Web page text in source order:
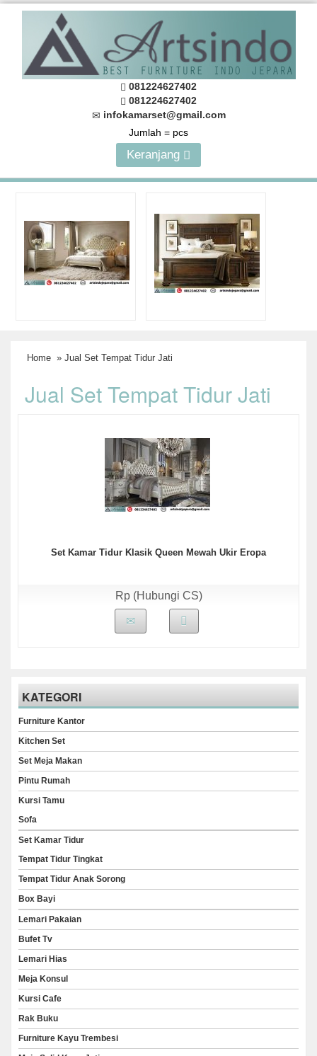
081224627402
081224627402
infokamarset@gmail.com
Jumlah = pcs
Keranjang
Home » Jual Set Tempat Tidur Jati
Jual Set Tempat Tidur Jati
Set Kamar Tidur Klasik Queen Mewah Ukir Eropa
Rp (Hubungi CS)
KATEGORI
Furniture Kantor
Kitchen Set
Set Meja Makan
Pintu Rumah
Kursi Tamu
Sofa
Set Kamar Tidur
Tempat Tidur Tingkat
Tempat Tidur Anak Sorong
Box Bayi
Lemari Pakaian
Bufet Tv
Lemari Hias
Meja Konsul
Kursi Cafe
Rak Buku
Furniture Kayu Trembesi